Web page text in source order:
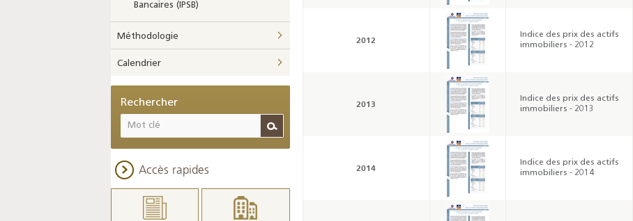
2012
Indice des prix des actifs
immobiliers - 2012
2013
Indice des prix des actifs
immobiliers - 2013
2014
Indice des prix des actifs
immobiliers - 2014
Bancaires (IPSB)
Méthodologie
Calendrier
Rechercher
Accès rapides